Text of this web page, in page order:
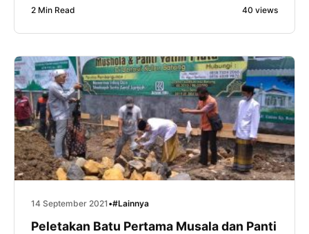
Fatayat dan para pembina terlihat antusias dan
masjid wilayah Desa Bawang. […]
2 Min Read 40 views
14 September 2021 •#Lainnya
Peletakan Batu Pertama Musala dan Panti